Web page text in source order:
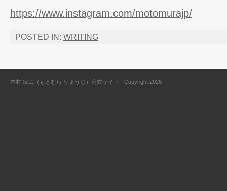
https://www.instagram.com/motomurajp/
POSTED IN: WRITING
本村 凌二（もとむら りょうじ）公式サイト - Copyright 2026